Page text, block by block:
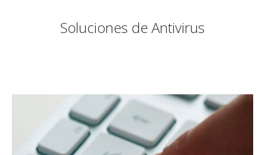
Soluciones de Antivirus